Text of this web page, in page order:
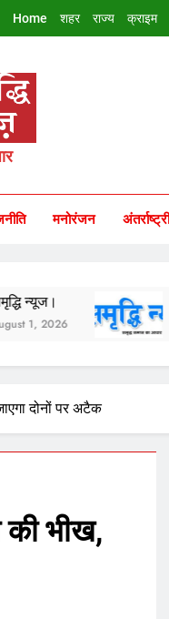
Home शहर राज्य क्राइम
मनोरंजन
July
दोनों पर अटैक
की भीख,